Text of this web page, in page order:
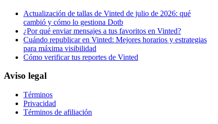
Actualización de tallas de Vinted de julio de 2026: qué
cambió y cómo lo gestiona Dotb
¿Por qué enviar mensajes a tus favoritos en Vinted?
Cuándo republicar en Vinted: Mejores horarios y estrategias
para máxima visibilidad
Cómo verificar tus reportes de Vinted
Aviso legal
Términos
Privacidad
Términos de afiliación